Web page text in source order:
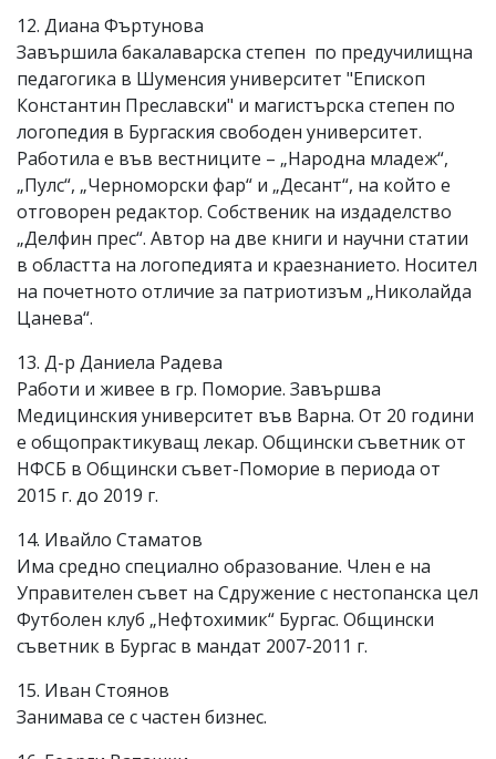
12. Диана Фъртунова
Завършила бакалаварска степен по предучилищна
педагогика в Шуменсия университет "Епископ
Константин Преславски" и магистърска степен по
логопедия в Бургаския свободен университет.
Работила е във вестниците – „Народна младеж“,
„Пулс“, „Черноморски фар“ и „Десант“, на който е
отговорен редактор. Собственик на издаделство
„Делфин прес“. Автор на две книги и научни статии
в областта на логопедията и краезнанието. Носител
на почетното отличие за патриотизъм „Николайда
Цанева“.
13. Д-р Даниела Радева
Работи и живее в гр. Поморие. Завършва
Медицинския университет във Варна. От 20 години
е общопрактикуващ лекар. Общински съветник от
НФСБ в Общински съвет-Поморие в периода от
2015 г. до 2019 г.
14. Ивайло Стаматов
Има средно специално образование. Член е на
Управителен съвет на Сдружение с нестопанска цел
Футболен клуб „Нефтохимик“ Бургас. Общински
съветник в Бургас в мандат 2007-2011 г.
15. Иван Стоянов
Занимава се с частен бизнес.